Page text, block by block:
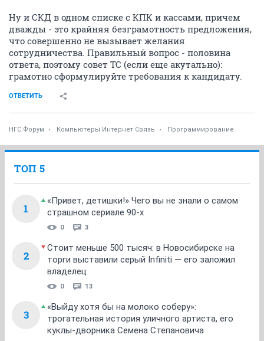
Ну и СКД в одном списке с КПК и кассами, причем
дважды - это крайняя безграмотность предложения,
что совершенно не вызывает желания
сотрудничества. Правильный вопрос - половина
ответа, поэтому совет ТС (если еще акутально):
грамотно сформулируйте требования к кандидату.
ОТВЕТИТЬ
НГС.Форум Компьютеры Интернет Связь Программирование
ТОП 5
1
«Привет, детишки!» Чего вы не знали о самом
страшном сериале 90-х
0 3
2
Стоит меньше 500 тысяч: в Новосибирске на
торги выставили серый Infiniti — его заложил
владелец
0 13
3
«Выйду хотя бы на молоко соберу»:
трогательная история уличного артиста, его
куклы-дворника Семена Степановича